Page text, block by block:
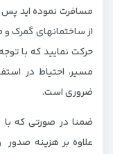
مسافرت نموده اید پس
از ساختمانهای گمرک و
حرکت نمایید که با
مسیر، احتیاط در
ضروری است.
ضمنا در صورتی که
علاوه بر هزینه صدور